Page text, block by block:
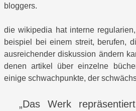
bloggers.
die wikipedia hat interne
beispiel bei einem streit, berufen,
ausreichender diskussion ändern
denen artikel über einzelne
einige schwachpunkte, der
„Das Werk